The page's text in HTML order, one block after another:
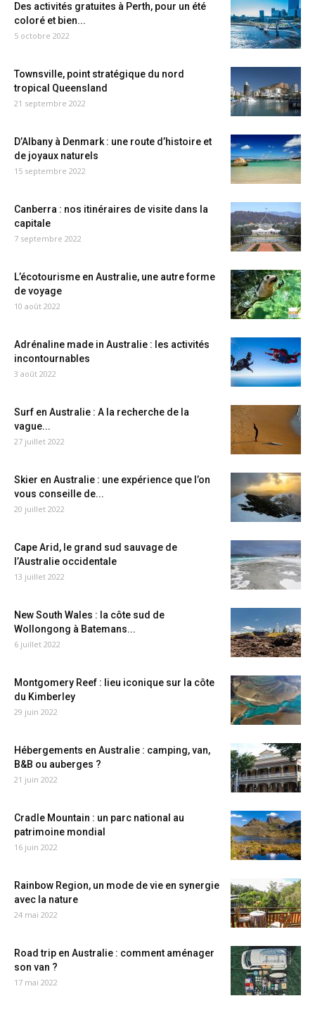
Des activités gratuites à Perth, pour un été
coloré et bien...
5 octobre 2022
Townsville, point stratégique du nord
tropical Queensland
21 septembre 2022
D’Albany à Denmark : une route d’histoire et
de joyaux naturels
15 septembre 2022
Canberra : nos itinéraires de visite dans la
capitale
7 septembre 2022
L’écotourisme en Australie, une autre forme
de voyage
10 août 2022
Adrénaline made in Australie : les activités
incontournables
3 août 2022
Surf en Australie : A la recherche de la
vague...
27 juillet 2022
Skier en Australie : une expérience que l’on
vous conseille de...
20 juillet 2022
Cape Arid, le grand sud sauvage de
l’Australie occidentale
13 juillet 2022
New South Wales : la côte sud de
Wollongong à Batemans...
6 juillet 2022
Montgomery Reef : lieu iconique sur la côte
du Kimberley
29 juin 2022
Hébergements en Australie : camping, van,
B&B ou auberges ?
21 juin 2022
Cradle Mountain : un parc national au
patrimoine mondial
16 juin 2022
Rainbow Region, un mode de vie en synergie
avec la nature
24 mai 2022
Road trip en Australie : comment aménager
son van ?
17 mai 2022